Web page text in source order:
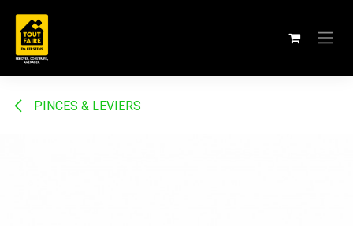
PINCES & LEVIERS